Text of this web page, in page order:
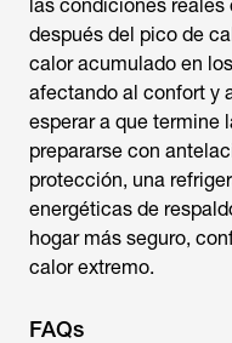
las condiciones
después del pico de
calor acumulado en
afectando al confort y
esperar a que termine
prepararse con
protección, una
energéticas de
hogar más seguro,
calor extremo.
FAQs